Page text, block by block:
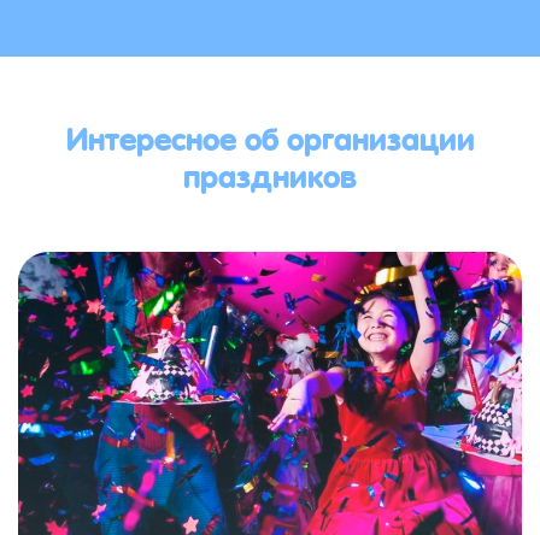
Интересное об организации
праздников